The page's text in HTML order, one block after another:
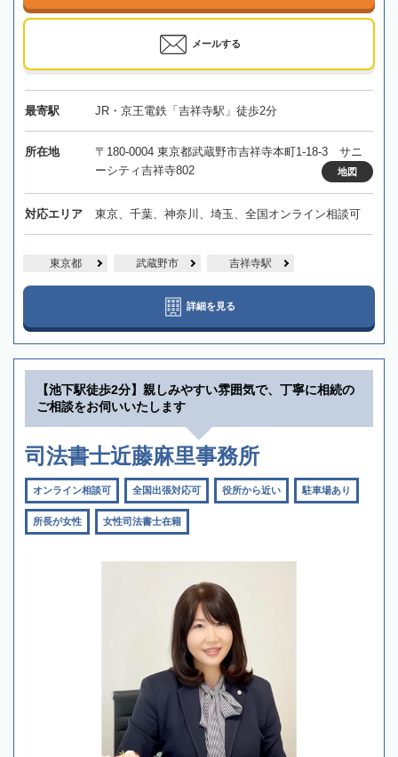
メールする
最寄駅 JR・京王電鉄「吉祥寺駅」徒歩2分
所在地
〒180-0004 東京都武蔵野市吉祥寺本町1-18-3 サニ
ーシティ吉祥寺802
地図
対応エリア 東京、千葉、神奈川、埼玉、全国オンライン相談可
東京都 武蔵野市 吉祥寺駅
詳細を見る
【池下駅徒歩2分】親しみやすい雰囲気で、丁寧に相続の
ご相談をお伺いいたします
司法書士近藤麻里事務所
オンライン相談可 全国出張対応可 役所から近い 駐車場あり
所長が女性 女性司法書士在籍